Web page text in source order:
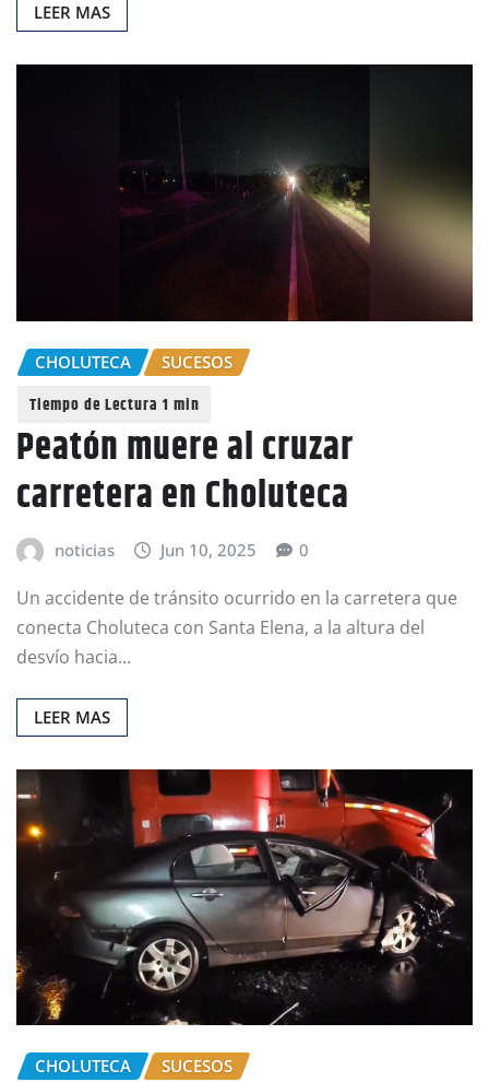
LEER MAS
CHOLUTECA SUCESOS
Peatón muere al cruzar
carretera en Choluteca
noticias Jun 10, 2025 0
Un accidente de tránsito ocurrido en la carretera que
conecta Choluteca con Santa Elena, a la altura del
desvío hacia…
LEER MAS
CHOLUTECA SUCESOS